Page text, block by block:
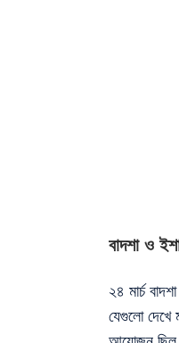
বাদশা ও
২৪ মার্চ
যেগুলো দেখে